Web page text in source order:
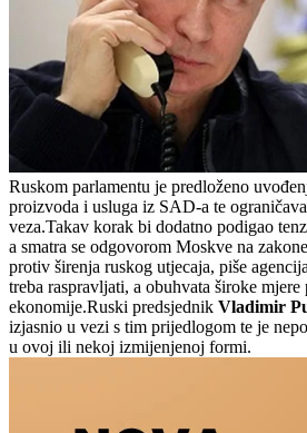
Ruskom parlamentu je predloženo
proizvoda i usluga iz SAD-a te
veza.Takav korak bi dodatno podigao
a smatra se odgovorom Moskve na
protiv širenja ruskog utjecaja, piše
treba raspravljati, a obuhvata široke
ekonomije.Ruski predsjednik Vladimir
izjasnio u vezi s tim prijedlogom te je
u ovoj ili nekoj izmijenjenoj formi.